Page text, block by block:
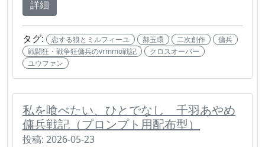
詳細
タグ: 恋する狼とミルフィーユ 郝玉環 二次創作
傭兵
戦闘狂・戦争狂傭兵のvrmmo戦記
クロスオーバー
ユウファン
私を喰べたい、ひとでなし 千羽あやめ
傭兵戦記（プロンプト用配布型）
投稿: 2026-05-23